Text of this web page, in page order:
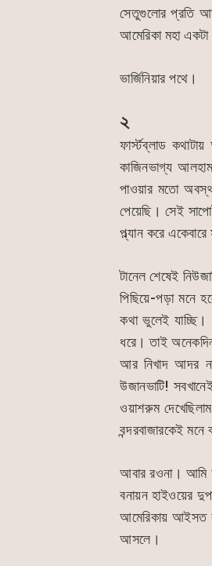
সেতুগুলোর প্রতি
আমেরিকা মহা
ভার্জিনিয়ার পথে।
২
ফার্স্টব্লাড
কাজিনভাগ্য
পাওয়ার মতো
পেয়েছি। সেই
প্ল্যান করে
টানেল শেষেই
পিছিয়ে-পড়া মনে
কথা ভুলেই
ধরে। তাই
আর নিখাদ আদর
উজানভাটি!
ওয়াশরুম
বন্দরবাজারকেই মনে
আবার রওনা। আমি
বনায়ন হাইওয়ের
আমেরিকায় আইসত
আসলে।